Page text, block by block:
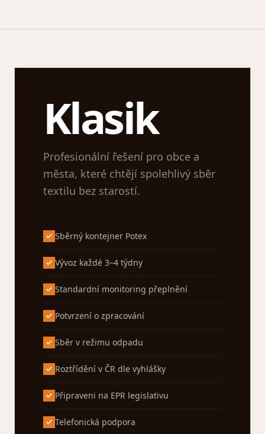
Klasik
Profesionální řešení pro obce a
města, které chtějí spolehlivý sběr
textilu bez starostí.
Sběrný kontejner Potex
Vývoz každé 3–4 týdny
Standardní monitoring přeplnění
Potvrzení o zpracování
Sběr v režimu odpadu
Roztřídění v ČR dle vyhlášky
Připraveni na EPR legislativu
Telefonická podpora